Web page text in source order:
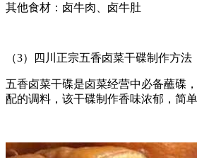
其他食材：卤牛肉、卤牛肚
（3）四川正宗五香卤菜干碟制作方法
五香卤菜干碟是卤菜经营中必备蘸碟
配的调料，该干碟制作香味浓郁，简单